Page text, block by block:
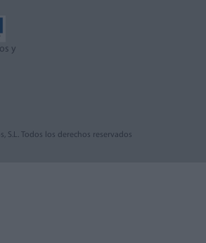
y
S.L. Todos los derechos reservados